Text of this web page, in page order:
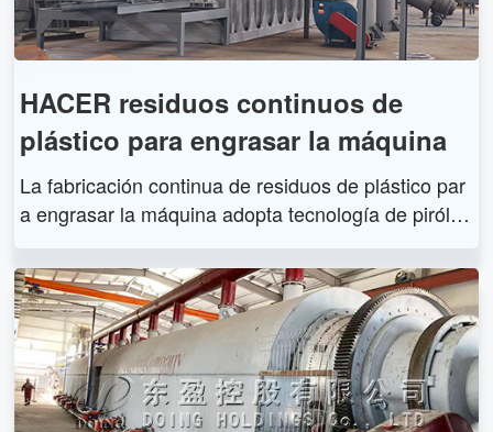
HACER residuos continuos de
plástico para engrasar la máquina
La fabricación continua de residuos de plástico par
a engrasar la máquina adopta tecnología de pirólisi
siduos de plástico a aceite, que es una descomposi
ción térmica de materiales a alta temperatura en au
sencia de oxígeno. Durante la operación de la máq
uina de procesamiento continuo de residuos de plá
stico para engrasar, todas las operaciones están a
utomatizadas.